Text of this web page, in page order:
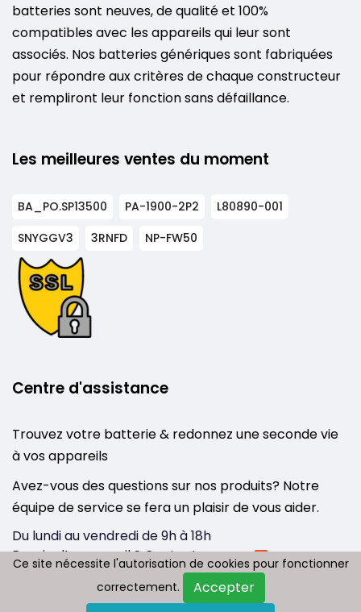
batteries sont neuves, de qualité et 100%
compatibles avec les appareils qui leur sont
associés. Nos batteries génériques sont fabriquées
pour répondre aux critères de chaque constructeur
et rempliront leur fonction sans défaillance.
Les meilleures ventes du moment
BA_PO.SP13500 PA-1900-2P2
L80890-001
SNYGGV3
3RNFD NP-FW50
Centre d'assistance
Trouvez votre batterie & redonnez une seconde vie
à vos appareils
Avez-vous des questions sur nos produits? Notre
équipe de service se fera un plaisir de vous aider.
Du lundi au vendredi de 9h à 18h
Besoin d’un conseil ? Contactez-nous :
info@tousbatterie.com
Substack
Ce site nécessite l'autorisation de cookies pour fonctionner
correctement.
Accepter
Ce site nécessite l'autorisation de cookies pour fonctionner
correctement.
Accepter